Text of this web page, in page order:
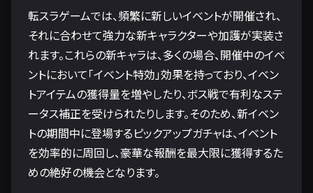
転スラゲームでは、頻繁に新しいイベントが開催され、
それに合わせて強力な新キャラクターや加護が実装さ
れます。これらの新キャラは、多くの場合、開催中のイベ
ントにおいて「イベント特効」効果を持っており、イベン
トアイテムの獲得量を増やしたり、ボス戦で有利なステ
ータス補正を受けられたりします。そのため、新イベン
トの期間中に登場するピックアップガチャは、イベント
を効率的に周回し、豪華な報酬を最大限に獲得するた
めの絶好の機会となります。